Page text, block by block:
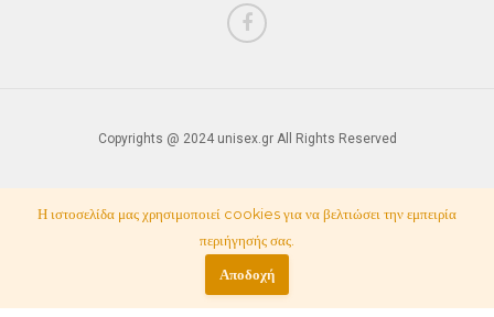
Copyrights @ 2024 unisex.gr All Rights Reserved
Η ιστοσελίδα μας χρησιμοποιεί cookies για να βελτιώσει την εμπειρία
περιήγησής σας.
Αποδοχή